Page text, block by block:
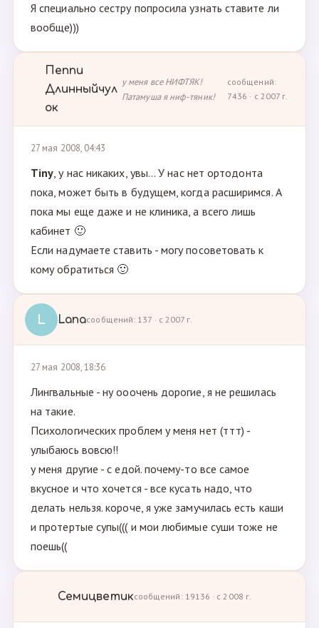
Я специально сестру попросила узнать ставите ли
вообще)))
Пеппи
Длинныйчул
ок
у меня все НИФТЯК!
Патамуша я ниф-тяник!
сообщений:
7436 · с 2007 г.
27 мая 2008, 04:43
Tiny, у нас никаких, увы... У нас нет ортодонта
пока, может быть в будущем, когда расширимся. А
пока мы еще даже и не клиника, а всего лишь
кабинет 🙂
Если надумаете ставить - могу посоветовать к
кому обратиться 🙂
L Lanaсообщений: 137 · с 2007 г.
27 мая 2008, 18:36
Лингвальные - ну ооочень дорогие, я не решилась
на такие.
Психологических проблем у меня нет (ттт) -
улыбаюсь вовсю!!
у меня другие - с едой. почему-то все самое
вкусное и что хочется - все кусать надо, что
делать нельзя. короче, я уже замучилась есть каши
и протертые супы((( и мои любимые суши тоже не
поешь((
Семицветиксообщений: 19136 · с 2008 г.